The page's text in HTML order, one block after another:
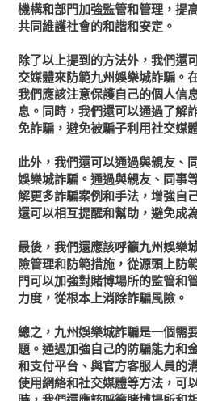
機構和部門加強監管和管理，提
共同維護社會的和諧和安定。
除了以上提到的方法外，我們還
交媒體來防範九州娛樂城詐騙。
我們應該注意保護自己的個人信
息。同時，我們還可以通過了解
免詐騙，避免被騙子利用社交媒
此外，我們還可以通過與親友、
娛樂城詐騙。通過與親友、同事
解更多詐騙案例和手法，增強自
還可以相互提醒和幫助，避免成
最後，我們還應該呼籲九州娛樂
險管理和防範措施，從源頭上防
門可以加強對賭博場所的監管和
力度，從根本上消除詐騙風險。
總之，九州娛樂城詐騙是一個需
題。通過加強自己的防騙能力和
和支付平台、與官方客服人員的
使用網絡和社交媒體等方法，可